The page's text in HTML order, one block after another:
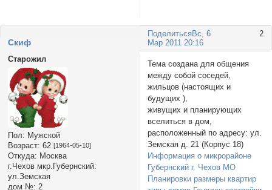
Поделиться 2
Вс, 6
Мар 2011 20:16
Cкиф
Старожил
Пол: Мужской
Возраст: 62 [1964-05-10]
Откуда: Москва
г.Чехов мкр.Губернский:
ул.Земская
дом №: 2
Тема создана для общения
между собой соседей,
жильцов (настоящих и
будущих ),
живущих и планирующих
вселиться в дом,
расположенный по адресу: ул.
Земская д. 21 (Корпус 18)
Информация о микрорайоне
Губернский г. Чехов МО
Планировки размеры квартир